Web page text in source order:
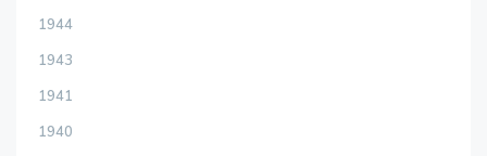
1944
1943
1941
1940